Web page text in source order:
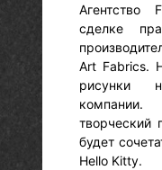
Агентство
сделке
Art Fabrics.
рисунки
творческий
будет
Hello Kitty.